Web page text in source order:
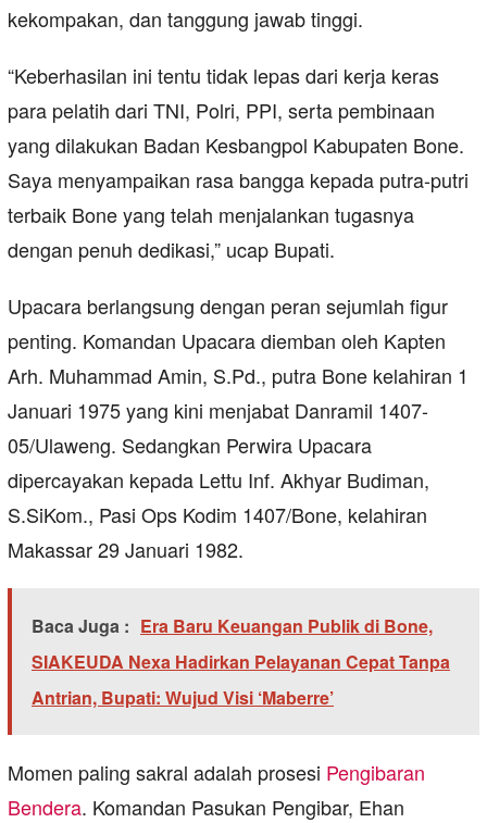
kekompakan, dan tanggung jawab tinggi.
“Keberhasilan ini tentu tidak lepas dari kerja keras
para pelatih dari TNI, Polri, PPI, serta pembinaan
yang dilakukan Badan Kesbangpol Kabupaten Bone.
Saya menyampaikan rasa bangga kepada putra-putri
terbaik Bone yang telah menjalankan tugasnya
dengan penuh dedikasi,” ucap Bupati.
Upacara berlangsung dengan peran sejumlah figur
penting. Komandan Upacara diemban oleh Kapten
Arh. Muhammad Amin, S.Pd., putra Bone kelahiran 1
Januari 1975 yang kini menjabat Danramil 1407-
05/Ulaweng. Sedangkan Perwira Upacara
dipercayakan kepada Lettu Inf. Akhyar Budiman,
S.SiKom., Pasi Ops Kodim 1407/Bone, kelahiran
Makassar 29 Januari 1982.
Baca Juga : Era Baru Keuangan Publik di Bone,
SIAKEUDA Nexa Hadirkan Pelayanan Cepat Tanpa
Antrian, Bupati: Wujud Visi ‘Maberre’
Momen paling sakral adalah prosesi Pengibaran
Bendera. Komandan Pasukan Pengibar, Ehan